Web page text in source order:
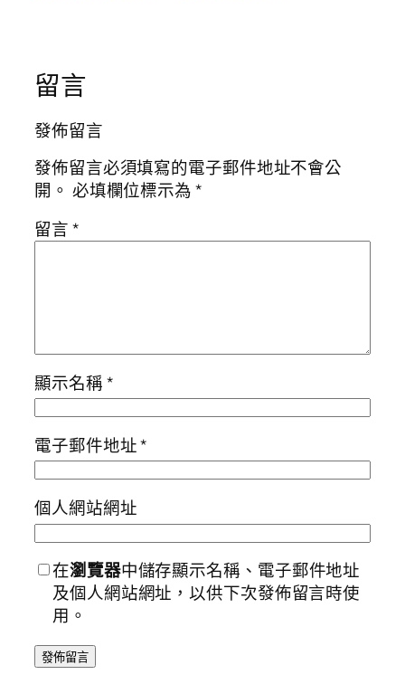
留言
發佈留言
發佈留言必須填寫的電子郵件地址不會公
開。 必填欄位標示為*
留言*
顯示名稱*
電子郵件地址*
個人網站網址
在瀏覽器中儲存顯示名稱、電子郵件地址
及個人網站網址，以供下次發佈留言時使
用。